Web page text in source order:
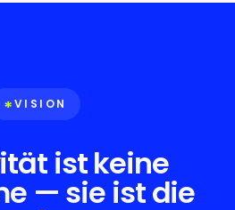
*VISION
ist keine
— sie ist die